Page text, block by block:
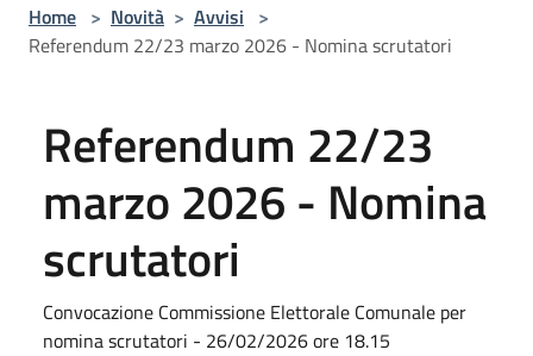
Home > Novità > Avvisi >
Referendum 22/23 marzo 2026 - Nomina scrutatori
Referendum 22/23
marzo 2026 - Nomina
scrutatori
Convocazione Commissione Elettorale Comunale per
nomina scrutatori - 26/02/2026 ore 18.15